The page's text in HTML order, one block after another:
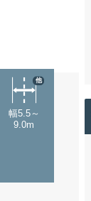
幅5.5～
9.0m
他